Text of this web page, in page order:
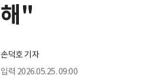
해"
손덕호 기자
입력 2026.05.25. 09:00